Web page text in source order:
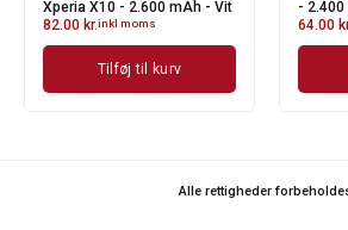
Xperia X10 - 2.600 mAh - Vit
82.00 kr.inkl moms
Tilføj til kurv
-
64.00
Alle rettigheder